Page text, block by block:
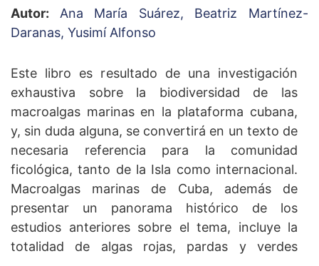
Autor: Ana María Suárez, Beatriz Martínez-
Daranas, Yusimí Alfonso
Este libro es resultado de una investigación
exhaustiva sobre la biodiversidad de las
macroalgas marinas en la plataforma cubana,
y, sin duda alguna, se convertirá en un texto de
necesaria referencia para la comunidad
ficológica, tanto de la Isla como internacional.
Macroalgas marinas de Cuba, además de
presentar un panorama histórico de los
estudios anteriores sobre el tema, incluye la
totalidad de algas rojas, pardas y verdes